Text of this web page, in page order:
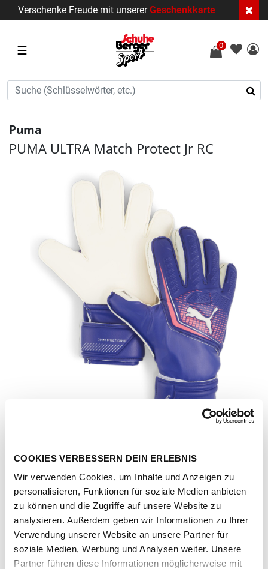
COOKIES VERBESSERN DEIN ERLEBNIS
Wir verwenden Cookies, um Inhalte und Anzeigen zu
personalisieren, Funktionen für soziale Medien anbieten
zu können und die Zugriffe auf unsere Website zu
analysieren. Außerdem geben wir Informationen zu Ihrer
Verwendung unserer Website an unsere Partner für
soziale Medien, Werbung und Analysen weiter. Unsere
Partner führen diese Informationen möglicherweise mit
Verschenke Freude mit unsererGeschenkkarte ×
☰ 0
Puma
PUMA ULTRA Match Protect Jr RC
Artikel-Nr.041955-01-Lapis-Lazuli-Sunset-Glow
Farbe Lapis Lazuli-Sunset Glow